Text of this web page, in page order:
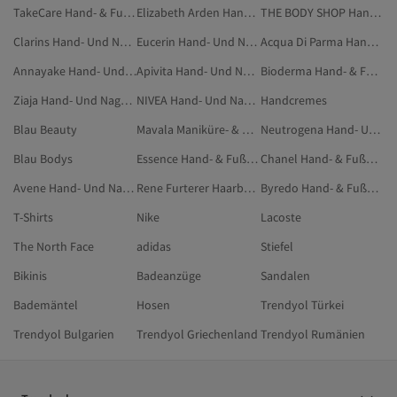
TakeCare Hand- & Fußpflege
Elizabeth Arden Hand- & Fußpflege
THE BODY SHOP Hand- Und Nagelpflege
Clarins Hand- Und Nagelpflege
Eucerin Hand- Und Nagelpflege
Acqua Di Parma Hand- Und Nagelpflege
Annayake Hand- Und Nagelpflege
Apivita Hand- Und Nagelpflege
Bioderma Hand- & Fußpflege
Ziaja Hand- Und Nagelpflege
NIVEA Hand- Und Nagelpflege Handcremes
Blau Beauty
Mavala Maniküre- & Pediküre-Werkzeuge
Neutrogena Hand- Und Nagelpflege
Blau Bodys
Essence Hand- & Fußpflege
Chanel Hand- & Fußpflege
Avene Hand- Und Nagelpflege
Rene Furterer Haarbehandlungsseren & -öle
Byredo Hand- & Fußpflege
T-Shirts
Nike
Lacoste
The North Face
adidas
Stiefel
Bikinis
Badeanzüge
Sandalen
Bademäntel
Hosen
Trendyol Türkei
Trendyol Bulgarien
Trendyol Griechenland Trendyol Rumänien